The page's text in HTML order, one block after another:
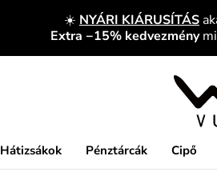
☀️ NYÁRI KIÁRUSÍTÁS
Extra −15% kedvezmény
Hátizsákok Pénztárcák Cipő